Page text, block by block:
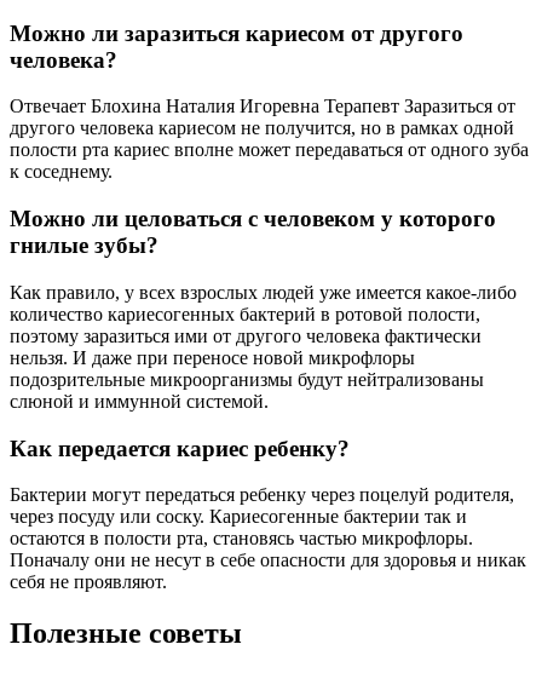
Можно ли заразиться кариесом от другого
человека?
Отвечает Блохина Наталия Игоревна Терапевт Заразиться от
другого человека кариесом не получится, но в рамках одной
полости рта кариес вполне может передаваться от одного зуба
к соседнему.
Можно ли целоваться с человеком у которого
гнилые зубы?
Как правило, у всех взрослых людей уже имеется какое-либо
количество кариесогенных бактерий в ротовой полости,
поэтому заразиться ими от другого человека фактически
нельзя. И даже при переносе новой микрофлоры
подозрительные микроорганизмы будут нейтрализованы
слюной и иммунной системой.
Как передается кариес ребенку?
Бактерии могут передаться ребенку через поцелуй родителя,
через посуду или соску. Кариесогенные бактерии так и
остаются в полости рта, становясь частью микрофлоры.
Поначалу они не несут в себе опасности для здоровья и никак
себя не проявляют.
Полезные советы